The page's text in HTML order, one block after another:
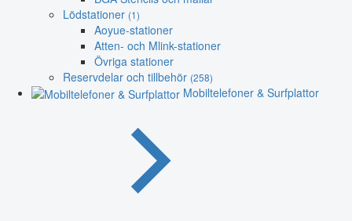
Lödstationer (1)
Aoyue-stationer
Atten- och Mlink-stationer
Övriga stationer
Reservdelar och tillbehör (258)
Mobiltelefoner & Surfplattor